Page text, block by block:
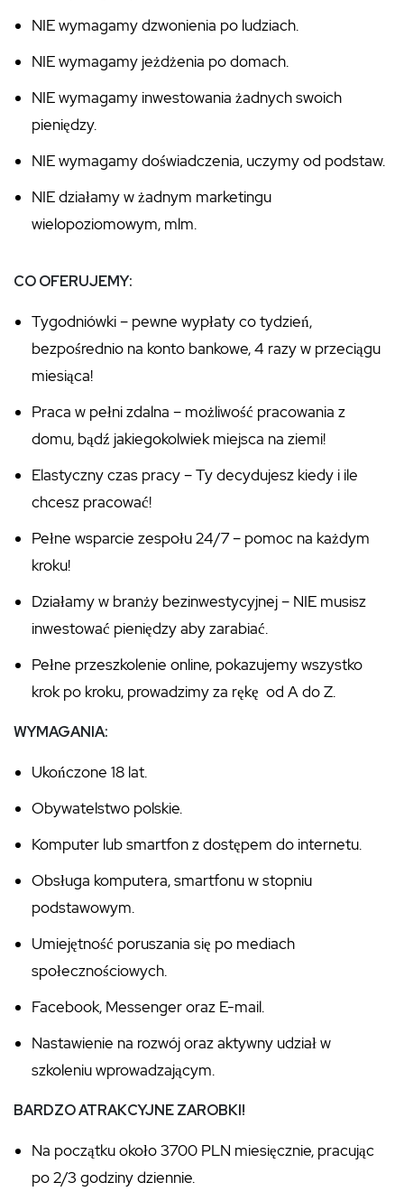
NIE wymagamy dzwonienia po ludziach.
NIE wymagamy jeżdżenia po domach.
NIE wymagamy inwestowania żadnych swoich
pieniędzy.
NIE wymagamy doświadczenia, uczymy od podstaw.
NIE działamy w żadnym marketingu
wielopoziomowym, mlm.
CO OFERUJEMY:
Tygodniówki – pewne wypłaty co tydzień,
bezpośrednio na konto bankowe, 4 razy w przeciągu
miesiąca!
Praca w pełni zdalna – możliwość pracowania z
domu, bądź jakiegokolwiek miejsca na ziemi!
Elastyczny czas pracy – Ty decydujesz kiedy i ile
chcesz pracować!
Pełne wsparcie zespołu 24/7 – pomoc na każdym
kroku!
Działamy w branży bezinwestycyjnej – NIE musisz
inwestować pieniędzy aby zarabiać.
Pełne przeszkolenie online, pokazujemy wszystko
krok po kroku, prowadzimy za rękę od A do Z.
WYMAGANIA:
Ukończone 18 lat.
Obywatelstwo polskie.
Komputer lub smartfon z dostępem do internetu.
Obsługa komputera, smartfonu w stopniu
podstawowym.
Umiejętność poruszania się po mediach
społecznościowych.
Facebook, Messenger oraz E-mail.
Nastawienie na rozwój oraz aktywny udział w
szkoleniu wprowadzającym.
BARDZO ATRAKCYJNE ZAROBKI!
Na początku około 3700 PLN miesięcznie, pracując
po 2/3 godziny dziennie.